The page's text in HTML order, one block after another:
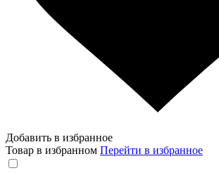
Добавить в избранное
Товар в избранном Перейти в избранное